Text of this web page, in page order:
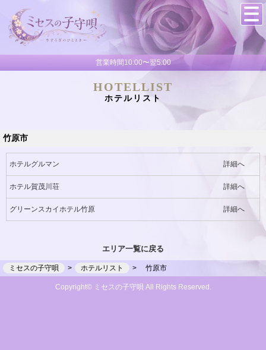
営業時間10:00〜翌5:00
HOTELLIST
ホテルリスト
竹原市
ホテルグルマン 詳細へ
ホテル賀茂川荘 詳細へ
グリーンスカイホテル竹原 詳細へ
エリア一覧に戻る
ミセスの子守唄 ホテルリスト 竹原市
Copyright© ミセスの子守唄 All Rights Reserved.